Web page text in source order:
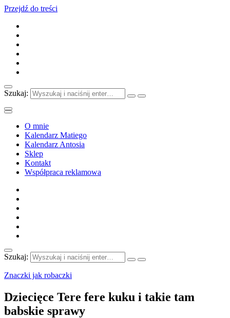
Przejdź do treści
Szukaj:
O mnie
Kalendarz Matiego
Kalendarz Antosia
Sklep
Kontakt
Współpraca reklamowa
Szukaj:
Znaczki jak robaczki
Dziecięce Tere fere kuku i takie tam
babskie sprawy